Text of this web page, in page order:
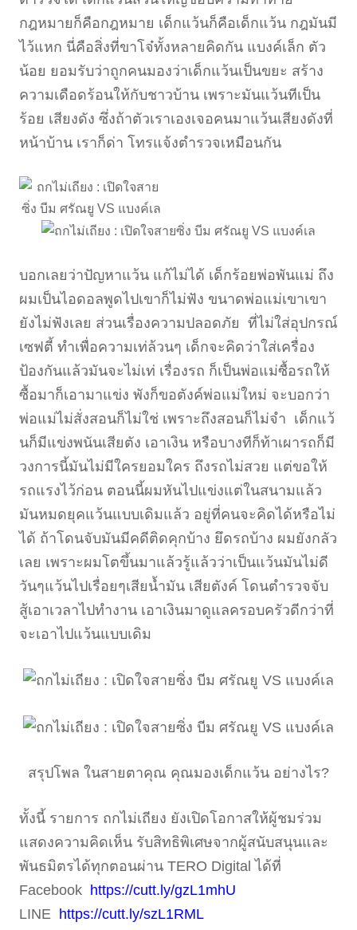
กฎหมายก็คือกฎหมาย เด็กแว้นก็คือเด็กแว้น กฎมันมี
ไว้แหก นี่คือสิ่งที่ขาโจ๋ทั้งหลายคิดกัน แบงค์เล็ก ตัว
น้อย ยอมรับว่าถูกคนมองว่าเด็กแว้นเป็นขยะ สร้าง
ความเดือดร้อนให้กับชาวบ้าน เพราะมันแว้นทีเป็น
ร้อย เสียงดัง ซึ่งถ้าตัวเราเองเจอคนมาแว้นเสียงดังที่
หน้าบ้าน เราก็ด่า โทรแจ้งตำรวจเหมือนกัน
บอกเลยว่าปัญหาแว้น แก้ไม่ได้ เด็กร้อยพ่อพันแม่ ถึง
ผมเป็นไอดอลพูดไปเขาก็ไม่ฟัง ขนาดพ่อแม่เขาเขา
ยังไม่ฟังเลย ส่วนเรื่องความปลอดภัย ที่ไม่ใส่อุปกรณ์
เซฟตี้ ทำเพื่อความเท่ล้วนๆ เด็กจะคิดว่าใส่เครื่อง
ป้องกันแล้วมันจะไม่เท่ เรื่องรถ ก็เป็นพ่อแม่ซื้อรถให้
ซื้อมาก็เอามาแข่ง พังก็ขอตังค์พ่อแม่ใหม่ จะบอกว่า
พ่อแม่ไม่สั่งสอนก็ไม่ใช่ เพราะถึงสอนก็ไม่จำ เด็กแว้
นก็มีแข่งพนันเสียตัง เอาเงิน หรือบางทีก็ท้าเผารถก็มี
วงการนี้มันไม่มีใครยอมใคร ถึงรถไม่สวย แต่ขอให้
รถแรงไว้ก่อน ตอนนี้ผมหันไปแข่งแต่ในสนามแล้ว
มันหมดยุคแว้นแบบเดิมแล้ว อยู่ที่คนจะคิดได้หรือไม่
ได้ ถ้าโดนจับมันมีคดีติดคุกบ้าง ยึดรถบ้าง ผมยังกลัว
เลย เพราะผมโตขึ้นมาแล้วรู้แล้วว่าเป็นแว้นมันไม่ดี
วันๆแว้นไปเรื่อยๆเสียน้ำมัน เสียตังค์ โดนตำรวจจับ
สู้เอาเวลาไปทำงาน เอาเงินมาดูแลครอบครัวดีกว่าที่
จะเอาไปแว้นแบบเดิม
สรุปโพล ในสายตาคุณ คุณมองเด็กแว้น อย่างไร?
ทั้งนี้ รายการ ถกไม่เถียง ยังเปิดโอกาสให้ผู้ชมร่วม
แสดงความคิดเห็น รับสิทธิพิเศษจากผู้สนับสนุนและ
พันธมิตรได้ทุกตอนผ่าน TERO Digital ได้ที่
Facebook https://cutt.ly/gzL1mhU
LINE https://cutt.ly/szL1RML